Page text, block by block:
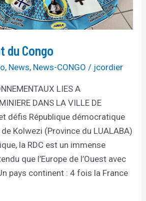
du Congo
, News, News-CONGO / jcordier
LIES A
DANS LA VILLE DE
défis République démocratique
Kolwezi (Province du LUALABA)
la RDC est un immense
que l’Europe de l’Ouest avec
pays continent : 4 fois la France